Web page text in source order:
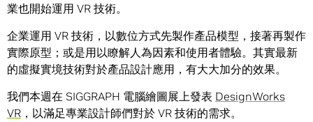
業也開始運用 VR 技術。
企業運用 VR 技術，以數位方式先製作產品模型，接著再製作
實際原型；或是用以瞭解人為因素和使用者體驗。其實最新
的虛擬實境技術對於產品設計應用，有大大加分的效果。
我們本週在 SIGGRAPH 電腦繪圖展上發表 DesignWorks
VR ，以滿足專業設計師們對於 VR 技術的需求。